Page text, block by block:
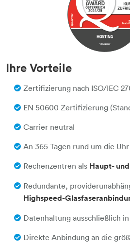
Ihre Vorteile
Zertifizierung nach ISO/IEC
EN 50600 Zertifizierung
Carrier neutral
An 365 Tagen rund um die
Rechenzentren als Haupt-
Redundante,
Highspeed-
Datenhaltung ausschließlich
Direkte Anbindung an die